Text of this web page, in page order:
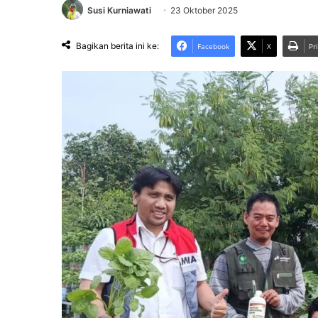
Susi Kurniawati 23 Oktober 2025
Bagikan berita ini ke: Facebook X